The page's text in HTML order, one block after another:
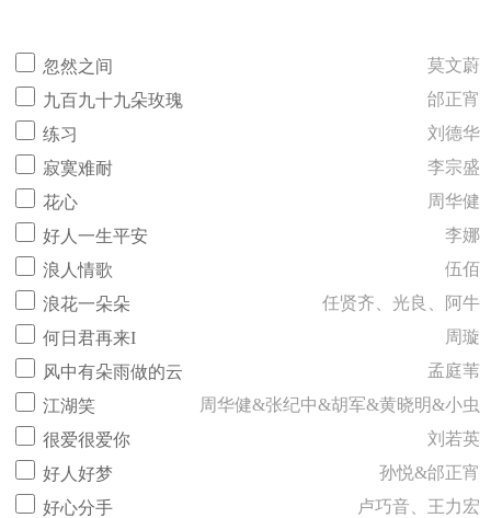
忽然之间
莫文蔚
九百九十九朵玫瑰
邰正宵
练习
刘德华
寂寞难耐
李宗盛
花心
周华健
好人一生平安
李娜
浪人情歌
伍佰
浪花一朵朵
任贤齐、光良、阿牛
何日君再来I
周璇
风中有朵雨做的云
孟庭苇
江湖笑
周华健&张纪中&胡军&黄晓明&小虫
很爱很爱你
刘若英
好人好梦
孙悦&邰正宵
好心分手
卢巧音、王力宏